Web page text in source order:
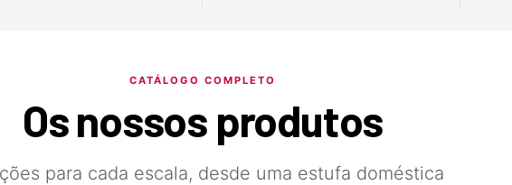
CATÁLOGO COMPLETO
Os nossos produtos
para cada escala, desde uma estufa doméstica